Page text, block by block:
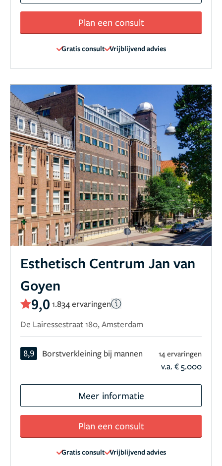
Plan een consult
Gratis consult Vrijblijvend advies
Esthetisch Centrum Jan van
Goyen
9,0 1.834 ervaringen
De Lairessestraat 180, Amsterdam
8,9 Borstverkleining bij mannen 14 ervaringen
v.a. € 5.000
Meer informatie
Plan een consult
Gratis consult Vrijblijvend advies